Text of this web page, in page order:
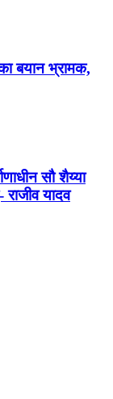
बयान भ्रामक,
सौ शैय्या
यादव